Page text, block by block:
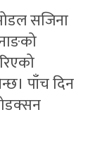
सजिना
पाँच दिन